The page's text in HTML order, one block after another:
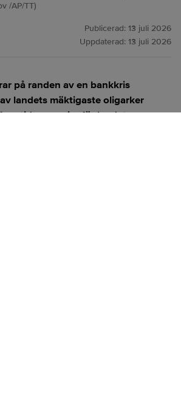
/AP/TT)
Publicerad: 13 juli 2026
Uppdaterad: 13 juli 2026
på randen av en bankkris
landets mäktigaste oligarker
för landet,